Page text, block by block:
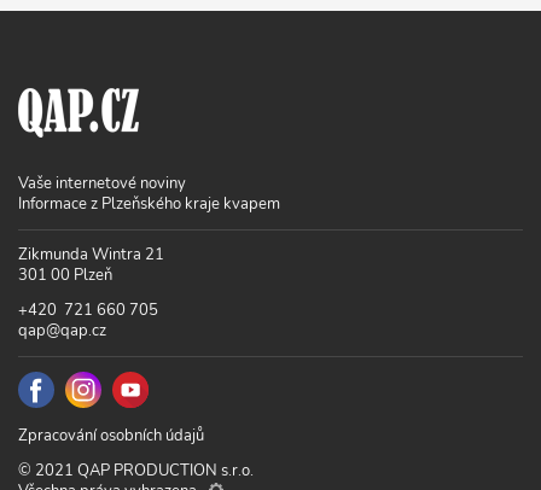
Vaše internetové noviny
Informace z Plzeňského kraje kvapem
Zikmunda Wintra 21
301 00 Plzeň
+420 721 660 705
qap@qap.cz
Zpracování osobních údajů
© 2021 QAP PRODUCTION s.r.o.